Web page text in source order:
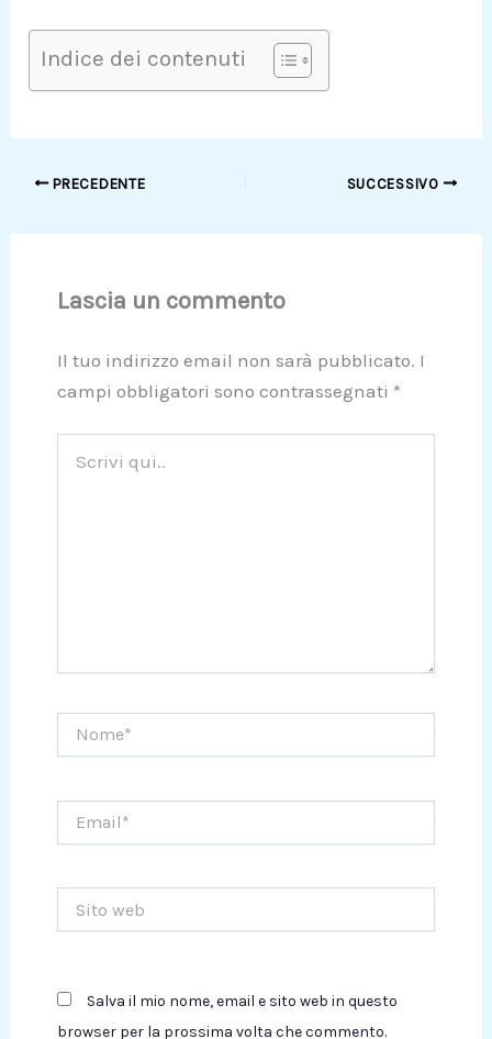
Indice dei contenuti
PRECEDENTE SUCCESSIVO
Lascia un commento
Il tuo indirizzo email non sarà pubblicato. I
campi obbligatori sono contrassegnati *
qui..
web
Salva il mio nome, email e sito web in questo
browser per la prossima volta che commento.